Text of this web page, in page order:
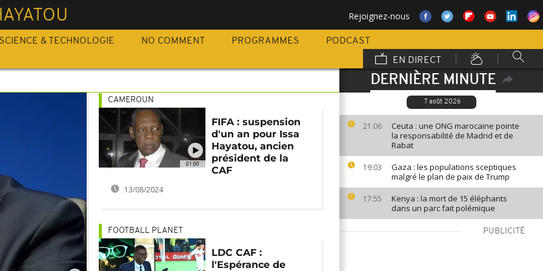
Rejoignez-nous
SCIENCE & TECHNOLOGIE NO COMMENT PROGRAMMES
PODCAST
EN DIRECT
DERNIÈRE MINUTE
7 août 2026
21:06
Ceuta : une ONG marocaine pointe
la responsabilité de Madrid et de
Rabat
19:03
Gaza : les populations sceptiques
malgré le plan de paix de Trump
17:55
Kenya : la mort de 15 éléphants
dans un parc fait polémique
PUBLICITÉ
01:00
CAMEROUN
FIFA : suspension
d'un an pour Issa
Hayatou, ancien
président de la
CAF
13/08/2024
FOOTBALL PLANET
LDC CAF :
l'Espérance de